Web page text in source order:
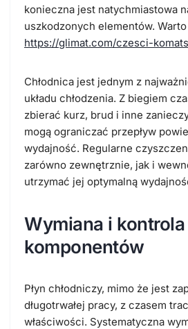
konieczna jest natychmiastowa
uszkodzonych elementów.
https://glimat.com/czesci-
Chłodnica jest jednym z
układu chłodzenia. Z biegiem
zbierać kurz, brud i inne
mogą ograniczać przepływ
wydajność. Regularne
zarówno zewnętrznie, jak i
utrzymać jej optymalną
Wymiana i kontrola
komponentów
Płyn chłodniczy, mimo że jest
długotrwałej pracy, z czasem
właściwości. Systematyczna